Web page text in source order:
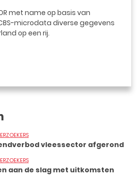
met name op basis van
microdata diverse gegevens
op een rij.
vleessector afgerond
aan de slag met uitkomsten